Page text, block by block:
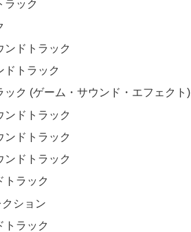
ラック
ドトラック
ドトラック
ク (ゲーム・サウンド・エフェクト)
ドトラック
ドトラック
ドトラック
トラック
ション
トラック